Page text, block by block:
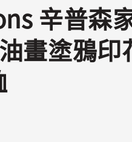
辛普森
畫塗鴉印